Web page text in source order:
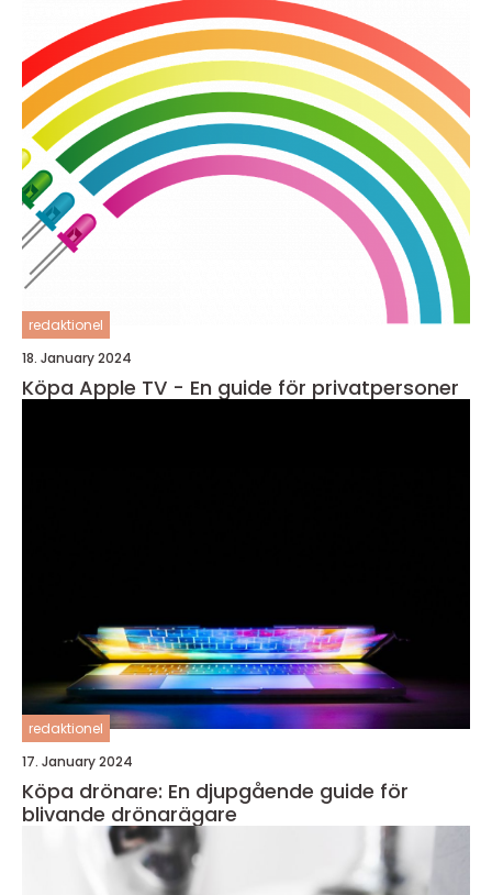
redaktionel
18. January 2024
Köpa Apple TV - En guide för privatpersoner
redaktionel
17. January 2024
Köpa drönare: En djupgående guide för
blivande drönarägare